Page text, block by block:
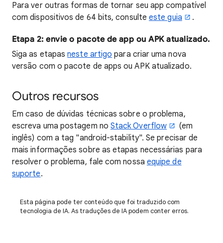
Para ver outras formas de tornar seu app compatível
com dispositivos de 64 bits, consulteeste guia .
Etapa 2: envie o pacote de app ou APK atualizado.
Siga as etapasneste artigo para criar uma nova
versão com o pacote de apps ou APK atualizado.
Outros recursos
Em caso de dúvidas técnicas sobre o problema,
escreva uma postagem no Stack Overflow
(em
inglês) com a tag "android-stability". Se precisar de
mais informações sobre as etapas necessárias para
resolver o problema, fale com nossa equipe de
suporte.
Esta página pode ter conteúdo que foi traduzido com
tecnologia de IA. As traduções de IA podem conter erros.